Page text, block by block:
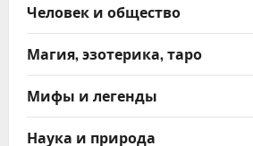
Человек и общество
Магия, эзотерика, таро
Мифы и легенды
Наука и природа